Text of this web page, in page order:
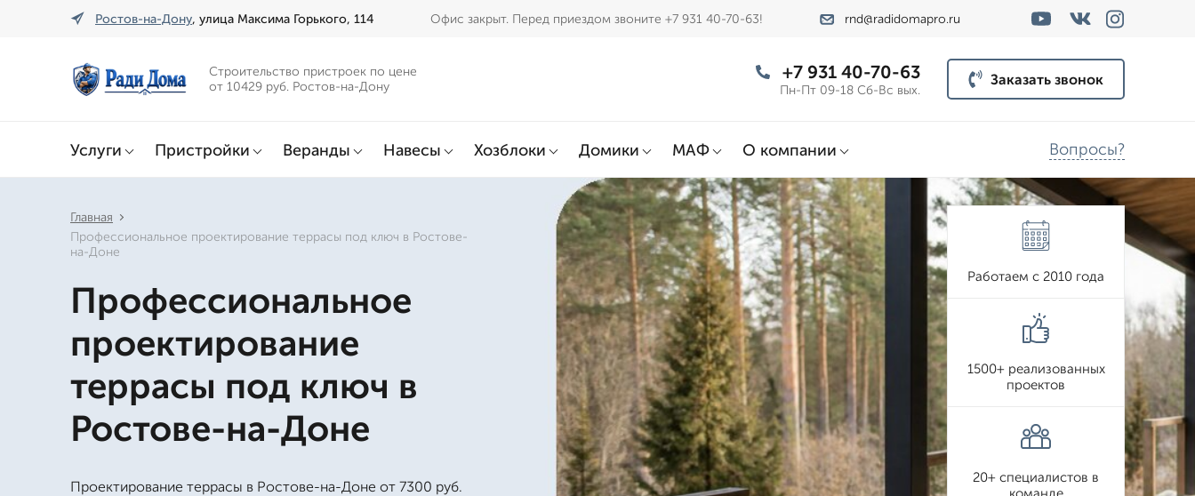
Ростов-на-Дону, улица Максима Горького, 114 Офис закрыт. Перед приездом звоните +7 931 40-70-63! rnd@radidomapro.ru
Строительство пристроек по цене
от 10429 руб. Ростов-на-Дону
+7 931 40-70-63
Пн-Пт 09-18 Сб-Вс вых.
Заказать звонок
Услуги Пристройки Веранды Навесы Хозблоки Домики МАФ О компании Вопросы?
Главная
Профессиональное проектирование террасы под ключ в Ростове-
на-Доне
Профессиональное
проектирование
террасы под ключ в
Ростове-на-Доне
Проектирование террасы в Ростове-на-Доне от 7300 руб.
Работаем с 2010 года
1500+ реализованных
проектов
20+ специалистов в